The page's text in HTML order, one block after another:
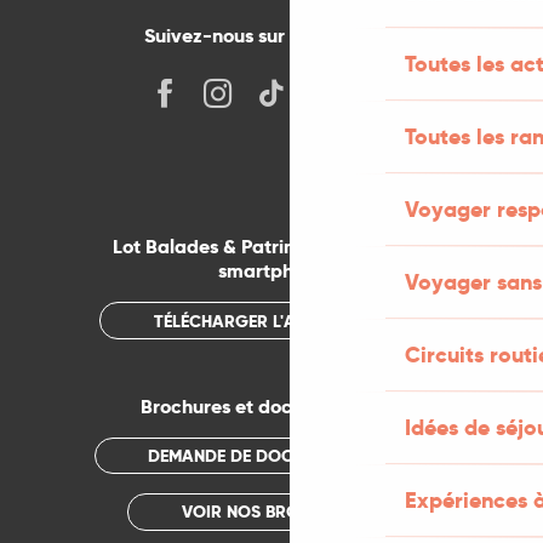
Toutes les
Toutes les
Voyager
Voyager
Circuits
Idées de
Expériences
Suivez-nous sur les réseaux !
Lot Balades & Patrimoines sur votre
smartphone
TÉLÉCHARGER L'APPLICATION
Brochures et documentations
DEMANDE DE DOCUMENTATION
VOIR NOS BROCHURES